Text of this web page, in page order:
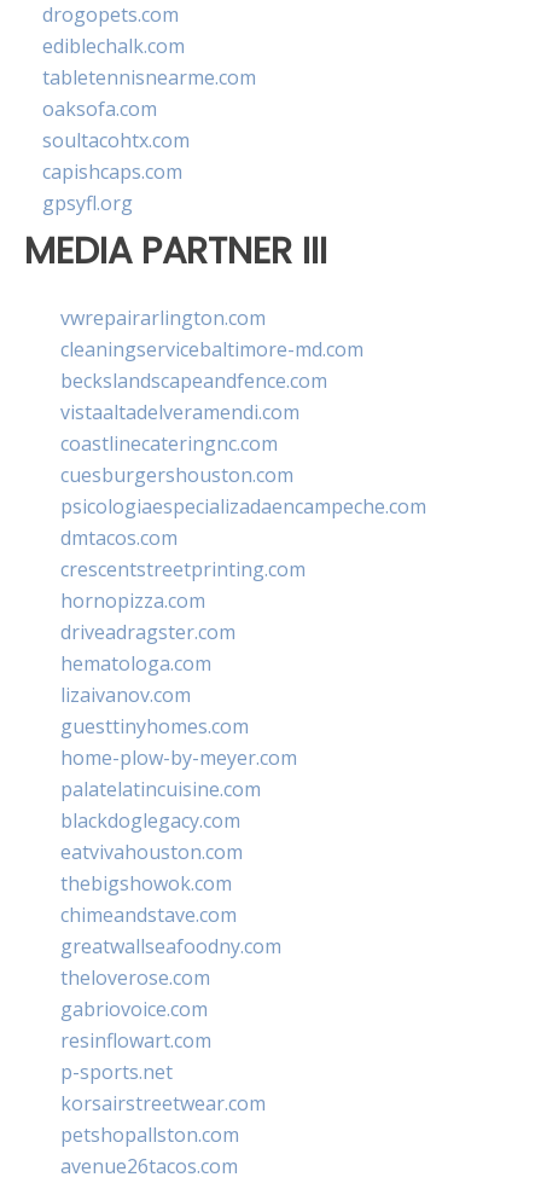
drogopets.com
ediblechalk.com
tabletennisnearme.com
oaksofa.com
soultacohtx.com
capishcaps.com
gpsyfl.org
MEDIA PARTNER III
vwrepairarlington.com
cleaningservicebaltimore-md.com
beckslandscapeandfence.com
vistaaltadelveramendi.com
coastlinecateringnc.com
cuesburgershouston.com
psicologiaespecializadaencampeche.com
dmtacos.com
crescentstreetprinting.com
hornopizza.com
driveadragster.com
hematologa.com
lizaivanov.com
guesttinyhomes.com
home-plow-by-meyer.com
palatelatincuisine.com
blackdoglegacy.com
eatvivahouston.com
thebigshowok.com
chimeandstave.com
greatwallseafoodny.com
theloverose.com
gabriovoice.com
resinflowart.com
p-sports.net
korsairstreetwear.com
petshopallston.com
avenue26tacos.com